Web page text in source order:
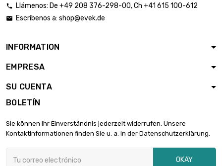
 Llámenos: De +49 208 376-298-00, Ch +41 615 100-612
 Escríbenos a: shop@evek.de
INFORMATION
EMPRESA
SU CUENTA
BOLETÍN
Sie können Ihr Einverständnis jederzeit widerrufen. Unsere
Kontaktinformationen finden Sie u. a. in der Datenschutzerklärung.
OKAY